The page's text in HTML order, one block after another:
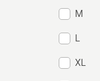
M
L
XL